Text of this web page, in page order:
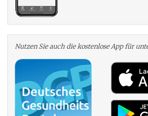
Nutzen Sie auch die kosten­lose App für